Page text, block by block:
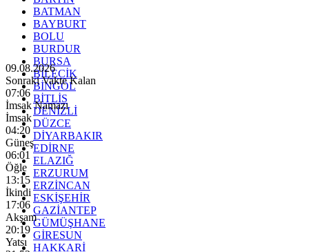
BATMAN
BAYBURT
BOLU
BURDUR
BURSA
BİLECİK
BİNGÖL
BİTLİS
DENİZLİ
DÜZCE
DİYARBAKIR
EDİRNE
ELAZIĞ
ERZURUM
ERZİNCAN
ESKİŞEHİR
GAZİANTEP
GÜMÜŞHANE
GİRESUN
HAKKARİ
09.08.2026
Sonraki Vakte Kalan
07:04
İmsak Namazı
İmsak
04:20
Güneş
06:01
Öğle
13:15
İkindi
17:06
Akşam
20:19
Yatsı